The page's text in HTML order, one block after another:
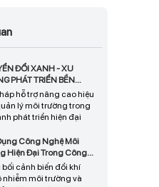
ĐỔI XANH - XU
PHÁT TRIỂN BỀN
CHO DOANH NGHIỆP
hỗ trợ nâng cao hiệu
lý môi trường trong
phát triển hiện đại
Công Nghệ Môi
Hiện Đại Trong Công
Vệ Tài Nguyên Và Phát
Vững
bối cảnh biến đổi khí
nhiễm môi trường và